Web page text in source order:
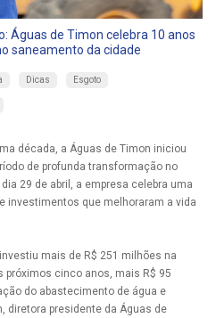
Águas de Timon celebra 10 anos
saneamento da cidade
Dicas Esgoto
década, a Águas de Timon iniciou
de profunda transformação no
29 de abril, a empresa celebra uma
investimentos que melhoraram a vida
mais de R$ 251 milhões na
próximos cinco anos, mais R$ 95
do abastecimento de água e
diretora presidente da Águas de